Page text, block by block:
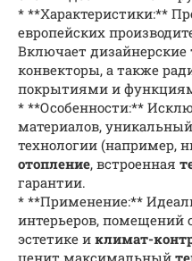
* **Характеристики:**
европейских
Включает
конвекторы, а также
покрытиями и
* **Особенности:**
материалов,
технологии (например,
отопление, встроенная
гарантии.
* **Применение:**
интерьеров, помещений
эстетике и климат-
ценит максимальный